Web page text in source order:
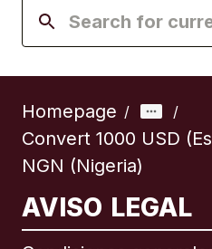
Homepage / /
Convert 1000 USD
NGN (Nigeria)
AVISO LEGAL